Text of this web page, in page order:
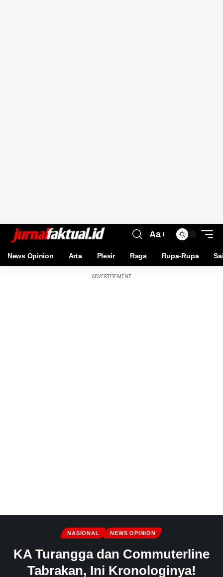
Aa
News Opinion Arta Plesir Raga Rupa-Rupa
- ADVERTISEMENT -
NASIONAL NEWS OPINION
KA Turangga dan Commuterline
Tabrakan, Ini Kronologinya!